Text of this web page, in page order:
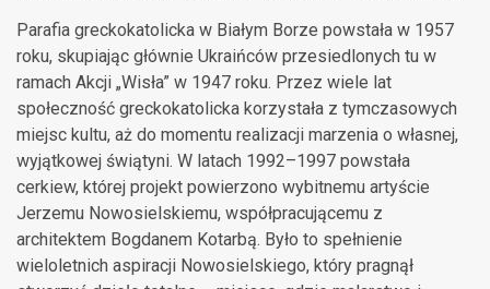
Parafia greckokatolicka w Białym Borze powstała w 1957
roku, skupiając głównie Ukraińców przesiedlonych tu w
ramach Akcji „Wisła” w 1947 roku. Przez wiele lat
społeczność greckokatolicka korzystała z tymczasowych
miejsc kultu, aż do momentu realizacji marzenia o własnej,
wyjątkowej świątyni. W latach 1992–1997 powstała
cerkiew, której projekt powierzono wybitnemu artyście
Jerzemu Nowosielskiemu, współpracującemu z
architektem Bogdanem Kotarbą. Było to spełnienie
wieloletnich aspiracji Nowosielskiego, który pragnął